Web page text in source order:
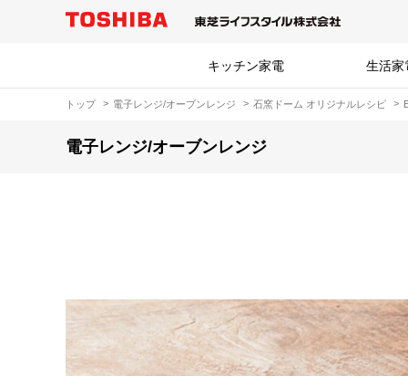
キッチン家電 生活家
トップ 電子レンジ/オーブンレンジ 石窯ドーム オリジナルレシピ
電子レンジ/オーブンレンジ